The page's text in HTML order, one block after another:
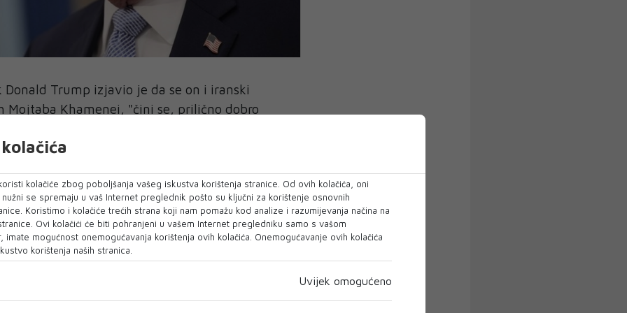
Donald Trump izjavio je da se on i iranski
Mojtaba Khamenei, "čini se, prilično dobro
ajatolah nije viđen u javnosti još od samog
u Iranu.
upitali su Trumpa zna li u kakvom je stanju
on odgovorio: "Čujem da nije baš najbolje."
znate, nedostaje mu dosta različitih
američki predsjednik. Podsjetimo, ranije je
teško ranjen u prvom valu američkih
kojima je poginuo njegov otac Ali Khamenei.
kolačiće zbog poboljšanja vašeg iskustva korištenja stranice. Od ovih kolačića, oni
se spremaju u vaš Internet preglednik pošto su ključni za korištenje osnovnih
Koristimo i kolačiće trećih strana koji nam pomažu kod analize i razumijevanja načina na
Ovi kolačići će biti pohranjeni u vašem Internet pregledniku samo s vašom
imate mogućnost onemogućavanja korištenja ovih kolačića. Onemogućavanje ovih kolačića
korištenja naših stranica.
Uvijek omogućeno